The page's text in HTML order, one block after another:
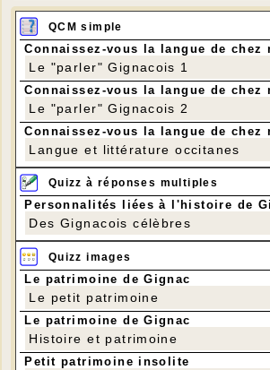
QCM simple
Connaissez-vous la langue de chez
Le "parler" Gignacois 1
Connaissez-vous la langue de chez
Le "parler" Gignacois 2
Connaissez-vous la langue de chez
Langue et littérature occitanes
Quizz à réponses multiples
Personnalités liées à l'histoire de
Des Gignacois célèbres
Quizz images
Le patrimoine de Gignac
Le petit patrimoine
Le patrimoine de Gignac
Histoire et patrimoine
Petit patrimoine insolite